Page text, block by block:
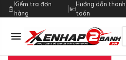
Kiểm tra đơn
hàng
|
Hướng dẫn thanh
toán